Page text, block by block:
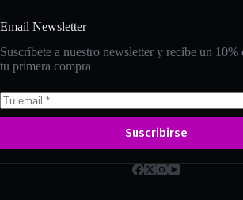
Email Newsletter
Suscríbete a nuestro newsletter y recibe un 10%
tu primera compra
Suscribirse